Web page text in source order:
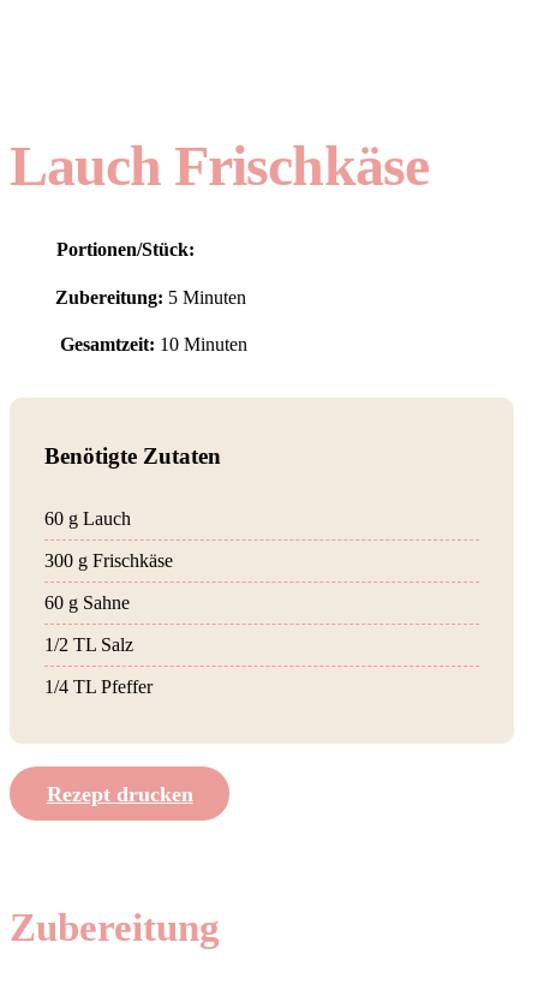
Lauch Frischkäse
Portionen/Stück:
Zubereitung: 5 Minuten
Gesamtzeit: 10 Minuten
Benötigte Zutaten
60 g Lauch
300 g Frischkäse
60 g Sahne
1/2 TL Salz
1/4 TL Pfeffer
Rezept drucken
Zubereitung